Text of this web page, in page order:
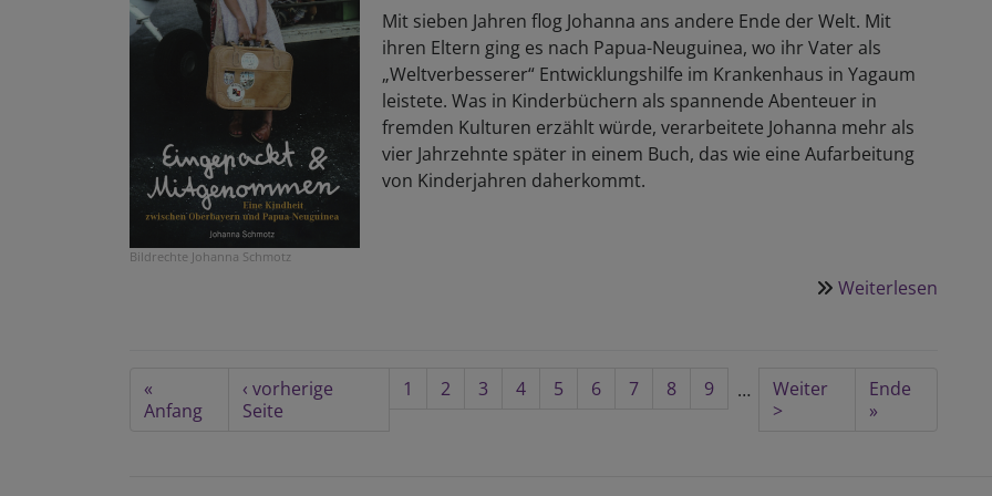
Bildrechte Johanna Schmotz
Mit sieben Jahren flog Johanna ans andere Ende der Welt. Mit
ihren Eltern ging es nach Papua-Neuguinea, wo ihr Vater als
„Weltverbesserer“ Entwicklungshilfe im Krankenhaus in Yagaum
leistete. Was in Kinderbüchern als spannende Abenteuer in
fremden Kulturen erzählt würde, verarbeitete Johanna mehr als
vier Jahrzehnte später in einem Buch, das wie eine Aufarbeitung
von Kinderjahren daherkommt.
Weiterlesen
Seitennummerierung
First
page
«
Anfang
Vorherige
Seite
‹ vorherige
Seite
Seite
1 Seite
2 Seite
3 Seite
4
Aktuelle
5 Seite
6 Seite
7 Seite
8 Seite
9 …
Nächste
Seite
Weiter
>
Last
page
Ende
»